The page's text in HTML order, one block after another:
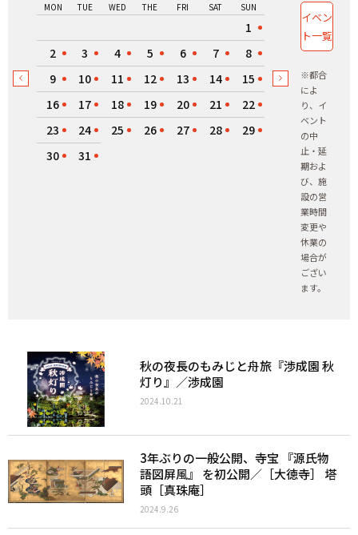
MON TUE WED THE FRI SAT SUN
1
2
3 4 5 6 7
8
9
10 11 12 13 14
15
16
17 18 19 20 21
22
23
24 25 26 27 28
29
30
31
イベン
ト一覧
※都合
によ
り、イ
ベント
の中
止・延
期およ
び、施
設の営
業時間
変更や
休業の
場合が
ござい
ます。
秋の夜長のもみじと舟旅『渉成園 秋
灯り』／渉成園
2024.10.21
3年ぶりの一般公開、寺宝 『源氏物
語図屏風』 を初公開／［大徳寺］ 塔
頭［真珠庵］
2024.9.26